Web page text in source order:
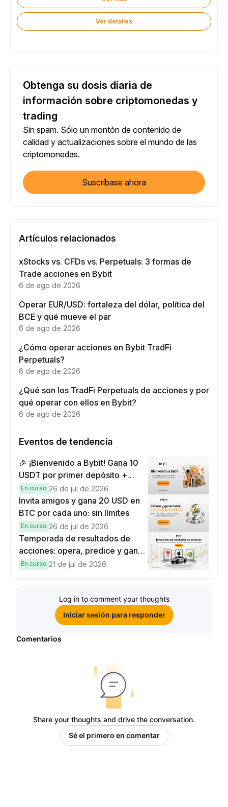
Ver detalles
Obtenga su dosis diaria de
información sobre criptomonedas y
trading
Sin spam. Sólo un montón de contenido de
calidad y actualizaciones sobre el mundo de las
criptomonedas.
Suscríbase ahora
Artículos relacionados
xStocks vs. CFDs vs. Perpetuals: 3 formas de
Trade acciones en Bybit
6 de ago de 2026
Operar EUR/USD: fortaleza del dólar, política del
BCE y qué mueve el par
6 de ago de 2026
¿Cómo operar acciones en Bybit TradFi
Perpetuals?
6 de ago de 2026
¿Qué son los TradFi Perpetuals de acciones y por
qué operar con ellos en Bybit?
6 de ago de 2026
Eventos de tendencia
🎉 ¡Bienvenido a Bybit! Gana 10
USDT por primer depósito +
hasta 9,999 USDT en
recompensas
En curso 26 de jul de 2026
Invita amigos y gana 20 USD en
BTC por cada uno: sin límites
En curso 26 de jul de 2026
Temporada de resultados de
acciones: opera, predice y gana
una Cybertruck.
En curso 21 de jul de 2026
Log in to comment your thoughts
Iniciar sesión para responder
Comentarios
Share your thoughts and drive the conversation.
Sé el primero en comentar